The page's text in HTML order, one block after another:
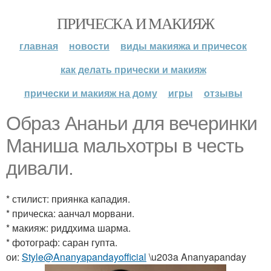
ПРИЧЕСКА И МАКИЯЖ
главная новости
виды макияжа и причесок
как делать прически и макияж
прически и макияж на дому
игры отзывы
Образ Ананьи для вечеринки
Маниша мальхотры в честь
дивали.
* стилист: приянка кападия.
* прическа: аанчал морвани.
* макияж: риддхима шарма.
* фотограф: саран гупта.
ои: Style@Ananyapandayofficial \u203a Ananyapanday